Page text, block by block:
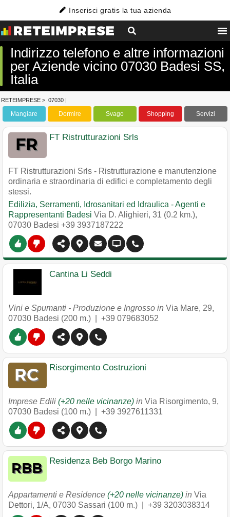
Inserisci gratis la tua azienda
Indirizzo telefono e altre informazioni
per Aziende vicino 07030 Badesi SS,
Italia
RETEIMPRESE > 07030 |
Mangiare Dormire Svago Shopping Servizi
FT Ristrutturazioni Srls
FT Ristrutturazioni Srls - Ristrutturazione e manutenzione
ordinaria e straordinaria di edifici e completamento degli
stessi.
Edilizia, Serramenti, Idrosanitari ed Idraulica - Agenti e
Rappresentanti Badesi Via D. Alighieri, 31 (0.2 km.),
07030 Badesi +39 3937187222
Cantina Li Seddi
Vini e Spumanti - Produzione e Ingrosso in Via Mare, 29,
07030 Badesi (200 m.) | +39 079683052
Risorgimento Costruzioni
Imprese Edili (+20 nelle vicinanze) in Via Risorgimento, 9,
07030 Badesi (100 m.) | +39 3927611331
Residenza Beb Borgo Marino
Appartamenti e Residence (+20 nelle vicinanze) in Via
Dettori, 1/A, 07030 Sassari (100 m.) | +39 3203038314